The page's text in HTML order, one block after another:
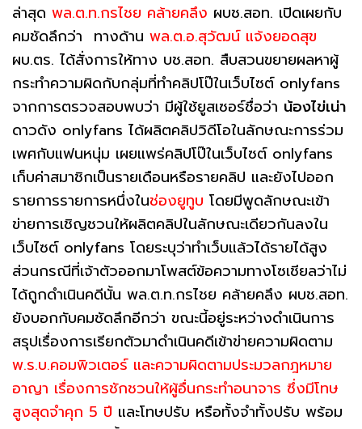
ล่าสุด พล.ต.ท.กรไชย คล้ายคลึง ผบช.สอท. เปิดเผยกับ
คมชัดลึกว่า ทางด้าน พล.ต.อ.สุวัฒน์ แจ้งยอดสุข
ผบ.ตร. ได้สั่งการให้ทาง บช.สอท. สืบสวนขยายผลหาผู้
กระทำความผิดกับกลุ่มที่ทำคลิปโป๊ในเว็บไซต์ onlyfans
จากการตรวจสอบพบว่า มีผู้ใช้ยูสเซอร์ชื่อว่า​ น้องไข่เน่า
ดาวดัง onlyfans ได้ผลิตคลิปวิดีโอในลักษณะการร่วม
เพศกับแฟนหนุ่ม เผยแพร่คลิปโป๊ในเว็บไซต์ onlyfans
เก็บค่าสมาชิกเป็นรายเดือนหรือรายคลิป และยังไปออก
รายการรายการหนึ่งในช่องยูทูบ โดยมีพูดลักษณะเข้า
ข่ายการเชิญชวนให้ผลิตคลิปในลักษณะเดียวกันลงใน
เว็บไซต์​ onlyfans โดยระบุว่าทำเว็บแล้วได้รายได้สูง
ส่วนกรณีที่เจ้าตัวออกมาโพสต์ข้อความทางโซเชียลว่าไม่
ได้ถูกดำเนินคดีนั้น พล.ต.ท.กรไชย คล้ายคลึง ผบช.สอท.
ยังบอกกับคมชัดลึกอีกว่า ขณะนี้อยู่ระหว่างดำเนินการ
สรุปเรื่องการเรียกตัวมาดำเนินคดีเข้าข่ายความผิดตาม
พ.ร.บ.คอมพิวเตอร์ และความผิดตามประมวลกฎหมาย
อาญา เรื่องการชักชวนให้ผู้อื่นกระทำอนาจาร ซึ่งมีโทษ
สูงสุดจำคุก 5 ปี และโทษปรับ หรือทั้งจำทั้งปรับ พร้อม